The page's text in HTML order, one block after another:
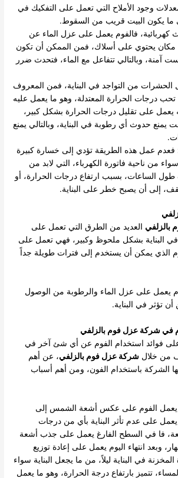
وجود الأملاح التي تعمل على التفكيك في
ما يكون البيت قريب من السقوط.
كهربائية، فالفوم يعمل على عزل الماء عن
مكان يحتوي على أسلاك، فمن الممكن أن تكون
آمنة، وبالتالي تتفاعل مع الماء، فتحدث ضرر
من التواجد في البناية، فمن المعروف
درجات الحرارة المعتدلة، وهو ما يعمل عليه
يعمل على تقليل درجات الحرارة بشكل كبير،
حدوث أي رطوبة في البناية، وبالتالي يمنع
فعدم عمل هذه الطريقة تؤدي إلى خسارة كبيرة
من ناحية فاتورة الكهرباء، التي لابد من
طول الساعات، بسبب ارتفاع درجات الحرارة، أو
إلى أن يصبح خطر على البناية.
بالزلفي العديد من الطرق التي تعمل على
في البناية بشكل ملحوظ وكبير، فهي تعمل على
الذي يمكن أن يستخدم إلى فترات طويلة جداً
يعمل على عزل الماء والرطوبة من الوصول
تؤثر في البناية.
في شركة عزل فوم بالزلفي
فوائد استخدام الفوم عن أي شئ آخر في
من خلالشركة عزل فوم بالزلفي، عن أهم
الشركة باستخدام الفون، ومن أهم أسباب
يعمل الفوم على عكس أشعة الشمس إلى
على عدم تأثر البناية بأي من درجات
فا في السطح الفارغ يعمل على جذب أشعة
وبعد انتهاء اليوم يعمل على إعادة توزيع
في البناية ليلاً، من ما يجعل البناية سواء
تتميز بارتفاع درجة الحرارة، وهو ما يعمل